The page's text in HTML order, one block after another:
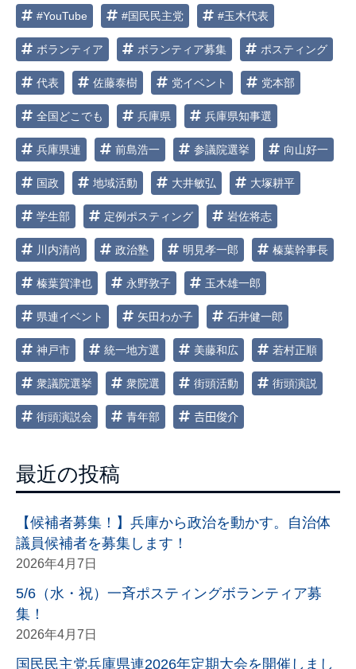
ン #YouTube #国民民主党 #玉木代表
ボランティア ボランティア募集 ポスティング
代表 佐藤泰樹 党イベント 党本部
全国どこでも 兵庫県 兵庫県知事選
兵庫県連 前島浩一 参議院選挙 向山好一
国政 地域活動 大井敏弘 大塚耕平
学生部 定例ポスティング 岩佐将志
川内清尚 政治塾 明見孝一郎 榛葉幹事長
榛葉賀津也 永野敦子 玉木雄一郎
県連イベント 矢田わか子 石井健一郎
神戸市 統一地方選 美藤和広 若村正順
衆議院選挙 衆院選 街頭活動 街頭演説
街頭演説会 青年部 𠮷田俊介
最近の投稿
【候補者募集！】兵庫から政治を動かす。自治体
議員候補者を募集します！
2026年4月7日
5/6（水・祝）一斉ポスティングボランティア募
集！
2026年4月7日
国民民主党兵庫県連2026年定期大会を開催しまし